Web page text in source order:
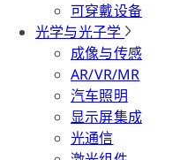
可穿戴设备
光学与光子学
成像与传感
AR/VR/MR
汽车照明
显示屏集成
光通信